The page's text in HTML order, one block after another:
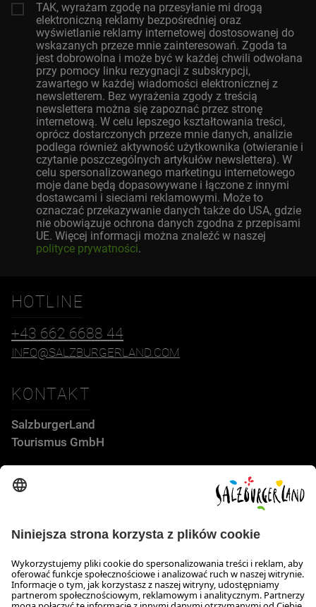
TAK, wyrażam zgodę na przesyłanie mi drogą
elektroniczną reklamy bezpośredniej oraz
wyświetlanie reklamy internetowej dostosowanej do
wskazanych przeze mnie zainteresowań. Zgoda ta
jest dobrowolna i może być w każdej chwili odwołana
przy pomocy linku rezygnacji z subskrypcji,
zawartego w każdej wiadomości elektronicznej z
newsletterem. Bez wyrażenia zgody z treścią
newslettera można się zapoznać przez stronę
internetową. W celu lepszego kształtowania treści,
oprócz dostarczonych przeze mnie danych, analizie
podlega również aktywność użytkownika (otwieranie i
czytanie poszczególnych artykułów newslettera). W
celu spersonalizowanego marketingu internetowego
moje dane będą dopasowywane i łączone z innymi
dostawcami i sieciami reklamowymi. Może to
oznaczać przekazywanie danych także do USA, gdzie
nie obowiązuje ochrona danych zgodna z przepisami
UE. Więcej informacji można znaleźć w naszej
polityce prywatności.
HOTLINE
+43 662 6688 44
INFO@SALZBURGERLAND.COM
KONTAKT
SalzburgerLand
Tourismus GmbH
Wiener Bundesstraße 23
5300 Hallwang
GODZINY OTWARCIA
Skontaktuj się z nami!